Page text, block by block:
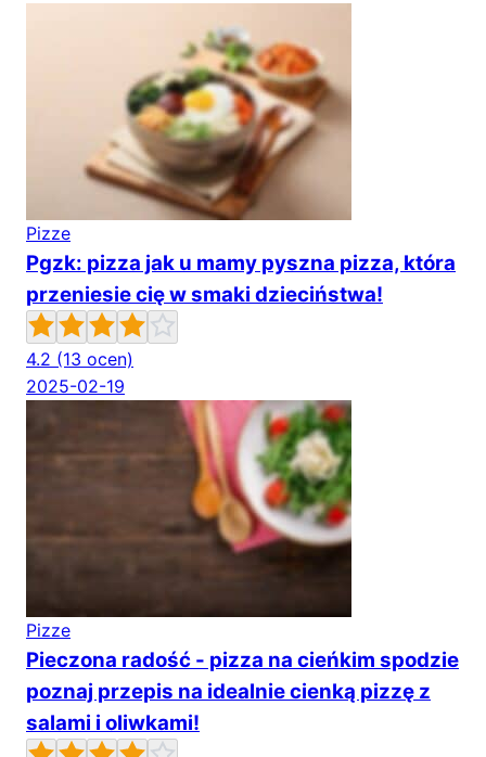
Pizze
Pgzk: pizza jak u mamy pyszna pizza, która
przeniesie cię w smaki dzieciństwa!
4.2 (13 ocen)
2025-02-19
Pizze
Pieczona radość - pizza na cieńkim spodzie
poznaj przepis na idealnie cienką pizzę z
salami i oliwkami!